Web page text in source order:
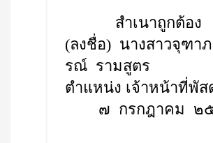
สำเนาถูกต้อง
(ลงชื่อ) นางสาวจุฑาภ
รณ์ รามสูตร
ตำแหน่ง เจ้าหน้าที่พัส
๗ กรกฎาคม ๒